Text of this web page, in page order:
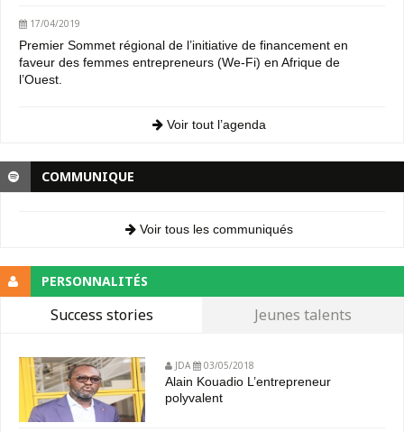
17/04/2019
Premier Sommet régional de l’initiative de financement en
faveur des femmes entrepreneurs (We-Fi) en Afrique de
l’Ouest.
Voir tout l’agenda
COMMUNIQUE
Voir tous les communiqués
PERSONNALITÉS
Success stories Jeunes talents
JDA 03/05/2018
Alain Kouadio L’entrepreneur
polyvalent